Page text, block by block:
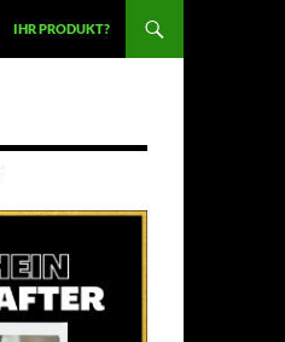
IHR PRODUKT?